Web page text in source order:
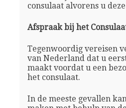
consulaat alvorens u
Afspraak bij het
Tegenwoordig vereisen
van Nederland dat u
maakt voordat u een
het consulaat.
In de meeste gevallen